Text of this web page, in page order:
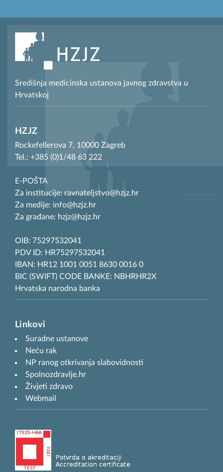
Središnja medicinska ustanova javnog zdravstva u
Hrvatskoj
HZJZ
Rockefellerova 7, 10000 Zagreb
Tel.: +385 (0)1/48 63 222
E-POŠTA
Za institucije: ravnateljstvo@hzjz.hr
Za medije: info@hzjz.hr
Za građane: hzjz@hzjz.hr
OIB: 75297532041
PDV ID: HR75297532041
IBAN: HR12 1001 0051 8630 0016 0
BIC (SWIFT) CODE BANKE: NBHRHR2X
Hrvatska narodna banka
Linkovi
Suradne ustanove
Neću rak
NP ranog otkrivanja slabovidnosti
Spolnozdravlje.hr
Živjeti zdravo
Webmail